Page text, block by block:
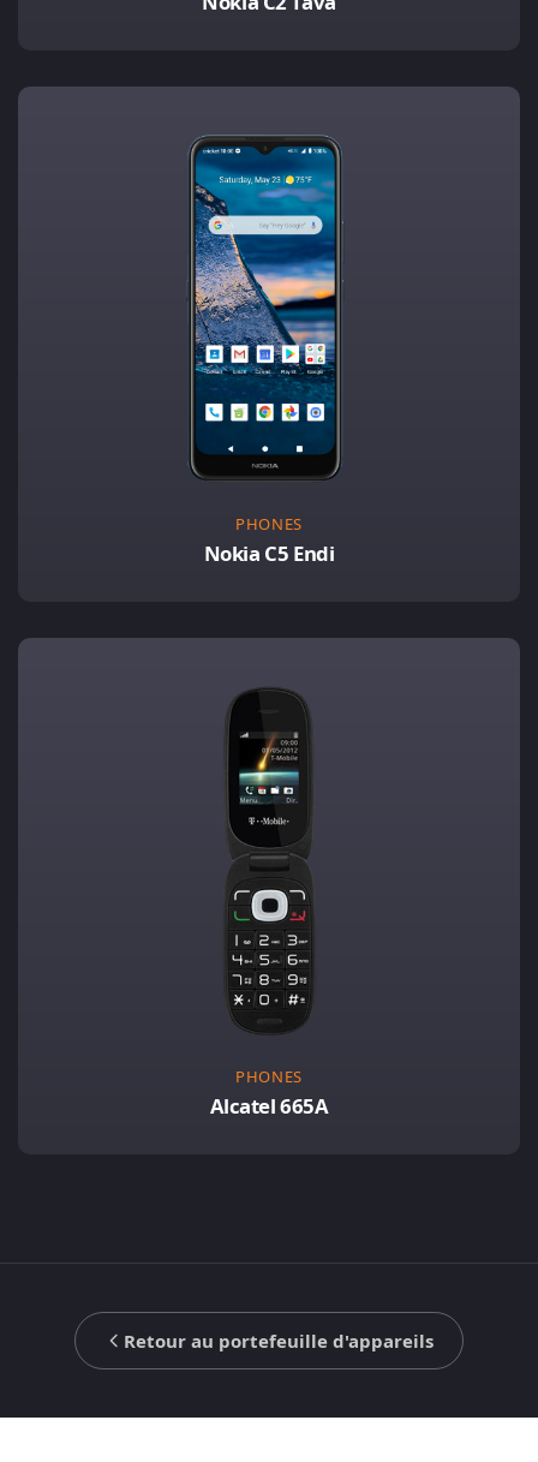
PHONES
Nokia C5 Endi
PHONES
Alcatel 665A
Retour au portefeuille d'appareils